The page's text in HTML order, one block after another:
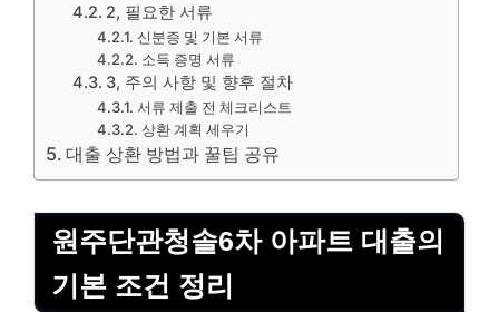
2, 필요한 서류
신분증 및 기본 서류
소득 증명 서류
3, 주의 사항 및 향후 절차
서류 제출 전 체크리스트
상환 계획 세우기
대출 상환 방법과 꿀팁 공유
원주단관청솔6차 아파트 대출의
기본 조건 정리